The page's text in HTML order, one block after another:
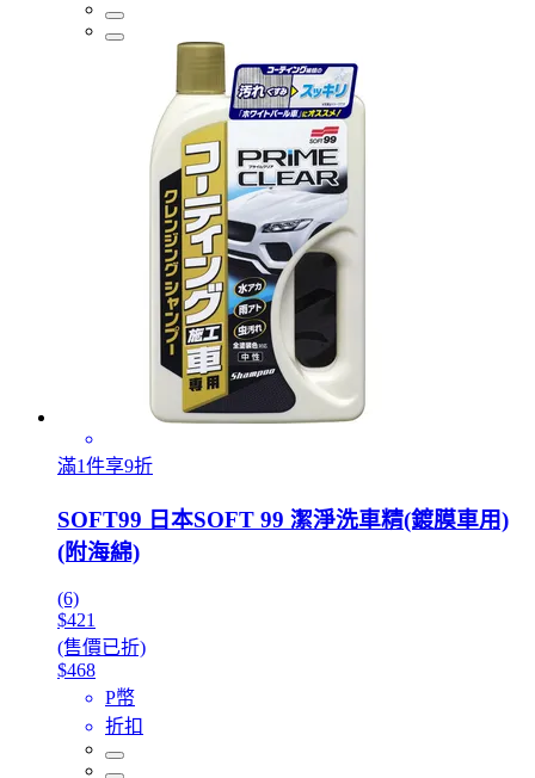
滿1件享9折
SOFT99 日本SOFT 99 潔淨洗車精(鍍膜車用)
(附海綿)
(6)
$421
(售價已折)
$468
P幣
折扣